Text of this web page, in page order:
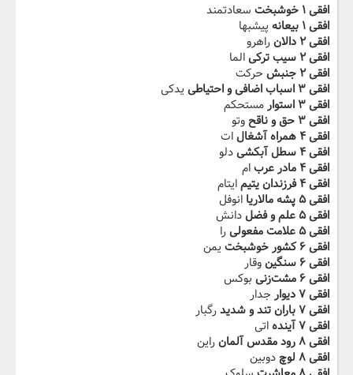
افقی ۱ خوشبخت
سعادتمند
افقی ۱ بیعانه
پیشبها
افقی ۲ دالان
راهرو
افقی ۲ سیب ترکی
الما
افقی ۲ جنبش
حرکت
افقی ۳ اسباب اضافی و احتیاطی
یدکی
افقی ۳ استوار
مستحکم
افقی ۳ حق و ناقح
وتو
افقی ۴ همراه آشغال
ات
افقی ۴ سطل آبکشی
دلو
افقی ۴ مادر عرب
ام
افقی ۴ فرزندان یتیم
ایتام
افقی ۵ پشه مالاریا
انوفل
افقی ۵ علم و فضل
دانش
افقی ۵ علامت مفعولی
را
افقی ۶ کشور خوشبخت
یمن
افقی ۶ سنگین
وقار
افقی ۶ مشت‌زنی
بوکس
افقی ۷ دیوار
جدار
افقی ۷ باران تند و شدید
رگبار
افقی ۷ آینده
اتی
افقی ۸ رود مقدس آلمان
راین
افقی ۸ لوچ
دوبین